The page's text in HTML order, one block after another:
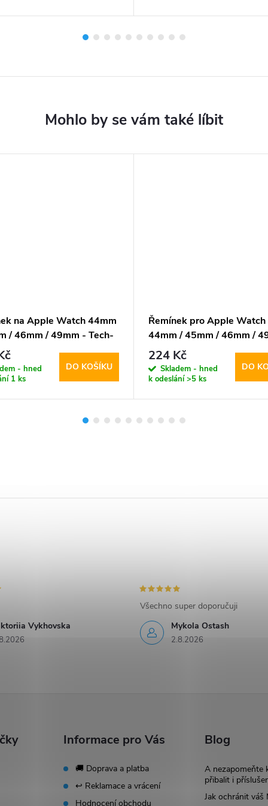
na Apple Watch 44mm
/ 46mm / 49mm - Tech-
Stainless Classic Silver
- hned
1 ks
DO KOŠÍKU
Řemínek pro Apple Watch
44mm / 45mm / 46mm /
Hoco, WA15 Flexible
224 Kč
Skladem - hned
k odeslání>5 ks
DO
Vykhovska
Mykola Ostash
2.8.2026
Všechno super doporučuji
Informace pro Vás
🚚 Doprava a platba
↩️ Reklamace a vrácení
Hodnocení obchodu
Blog
A nezapomeňte
přibalit i
Jak ochránit váš